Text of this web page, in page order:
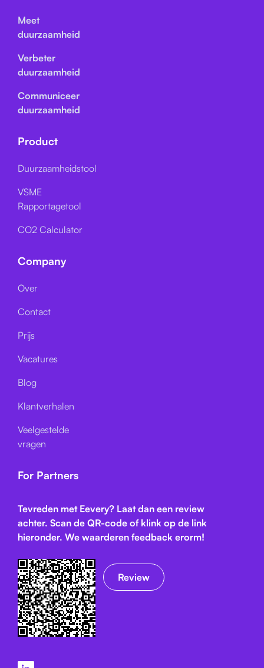
Meet
duurzaamheid
Verbeter
duurzaamheid
Communiceer
duurzaamheid
Product
Duurzaamheidstool
VSME
Rapportagetool
CO2 Calculator
Company
Over
Contact
Prijs
Vacatures
Blog
Klantverhalen
Veelgestelde
vragen
For Partners
Tevreden met Eevery? Laat dan een review
achter. Scan de QR-code of klink op de link
hieronder. We waarderen feedback erorm!
Review